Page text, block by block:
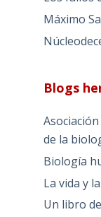
Máximo
Blogs
de la
Biología
La vida y
Un libro